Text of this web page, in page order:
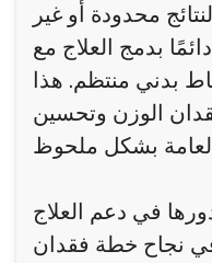
محدودة أو غير
بدمج العلاج مع
بدني منتظم. هذا
الوزن وتحسين
في دعم العلاج
في نجاح خطة فقدان